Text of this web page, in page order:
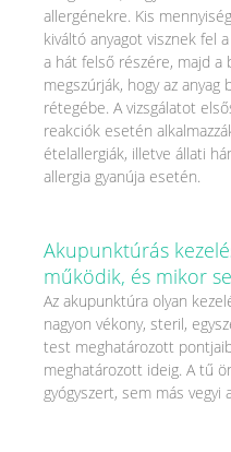
allergénekre. Kis
kiváltó anyagot visznek fel
a hát felső részére, majd a
megszúrják, hogy az
rétegébe. A vizsgálatot
reakciók esetén
ételallergiák, illetve állati
allergia gyanúja esetén.
Akupunktúrás
működik, és mikor
Az akupunktúra olyan
nagyon vékony, steril,
test meghatározott
meghatározott ideig. A tű
gyógyszert, sem más vegyi